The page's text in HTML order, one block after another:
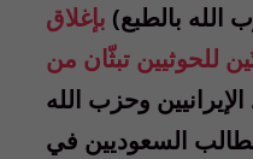
الله بالطبع) بإغلاق
للحوثيين تبثّان من
وحزب الله
السعوديين في